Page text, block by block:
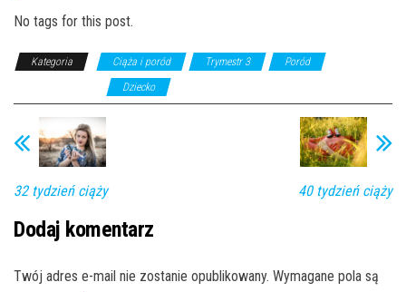
No tags for this post.
Kategoria Ciąża i poród Trymestr 3
Poród
Dziecko
32 tydzień ciąży 40 tydzień ciąży
Dodaj komentarz
Twój adres e-mail nie zostanie opublikowany. Wymagane pola są